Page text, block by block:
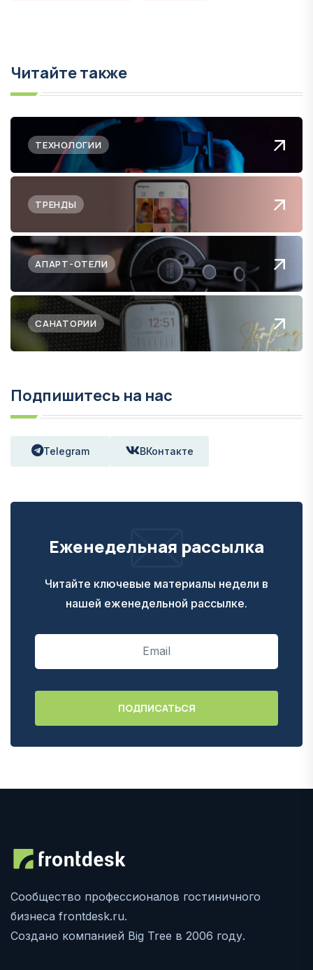
Читайте также
ТЕХНОЛОГИИ
ТРЕНДЫ
АПАРТ-ОТЕЛИ
САНАТОРИИ
Подпишитесь на нас
Telegram ВКонтакте
Еженедельная рассылка
Читайте ключевые материалы недели в
нашей еженедельной рассылке.
Сообщество профессионалов гостиничного
бизнеса frontdesk.ru.
Создано компанией Big Tree в 2006 году.